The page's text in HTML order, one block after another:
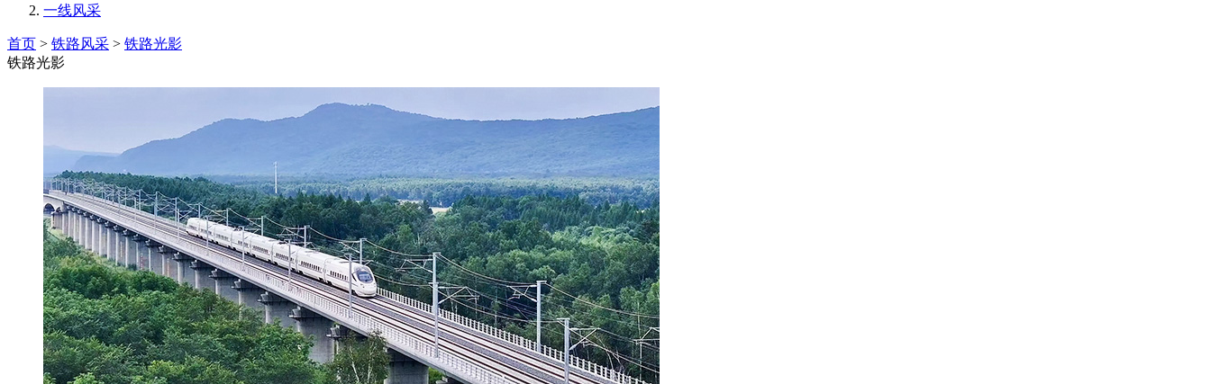
一线风采
首页 > 铁路风采 > 铁路光影
铁路光影